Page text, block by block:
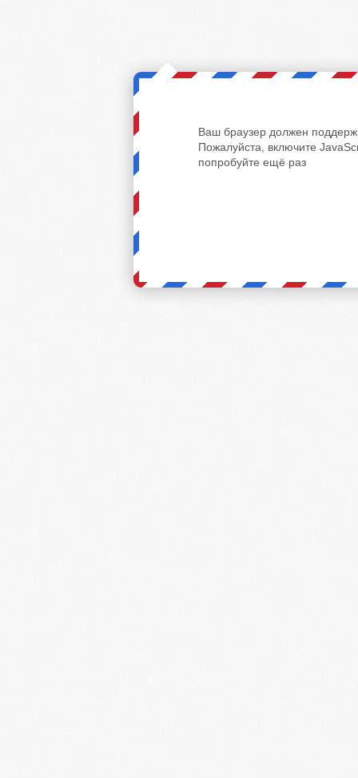
Ваш браузер должен
Пожалуйста, включите
попробуйте ещё раз